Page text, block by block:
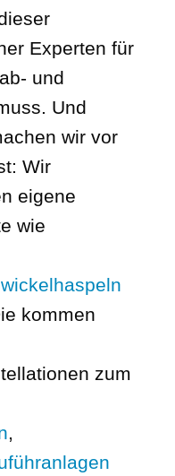
Experten für
und
Und
wir vor
Wir
eigene
wie
kommen
zum
,